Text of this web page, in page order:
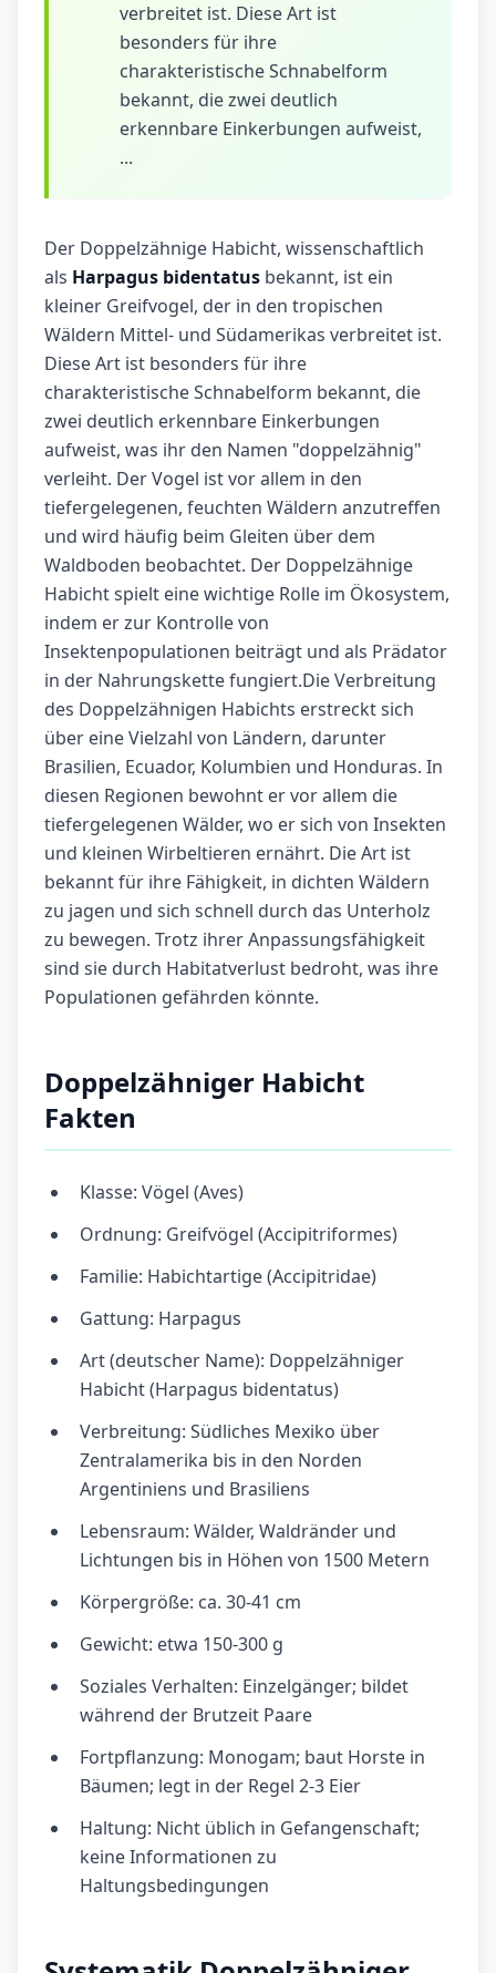
verbreitet ist. Diese Art ist
besonders für ihre
charakteristische Schnabelform
bekannt, die zwei deutlich
erkennbare Einkerbungen aufweist,
...
Der Doppelzähnige Habicht, wissenschaftlich
als Harpagus bidentatus bekannt, ist ein
kleiner Greifvogel, der in den tropischen
Wäldern Mittel- und Südamerikas verbreitet ist.
Diese Art ist besonders für ihre
charakteristische Schnabelform bekannt, die
zwei deutlich erkennbare Einkerbungen
aufweist, was ihr den Namen "doppelzähnig"
verleiht. Der Vogel ist vor allem in den
tiefergelegenen, feuchten Wäldern anzutreffen
und wird häufig beim Gleiten über dem
Waldboden beobachtet. Der Doppelzähnige
Habicht spielt eine wichtige Rolle im Ökosystem,
indem er zur Kontrolle von
Insektenpopulationen beiträgt und als Prädator
in der Nahrungskette fungiert.Die Verbreitung
des Doppelzähnigen Habichts erstreckt sich
über eine Vielzahl von Ländern, darunter
Brasilien, Ecuador, Kolumbien und Honduras. In
diesen Regionen bewohnt er vor allem die
tiefergelegenen Wälder, wo er sich von Insekten
und kleinen Wirbeltieren ernährt. Die Art ist
bekannt für ihre Fähigkeit, in dichten Wäldern
zu jagen und sich schnell durch das Unterholz
zu bewegen. Trotz ihrer Anpassungsfähigkeit
sind sie durch Habitatverlust bedroht, was ihre
Populationen gefährden könnte.
Doppelzähniger Habicht
Fakten
Klasse: Vögel (Aves)
Ordnung: Greifvögel (Accipitriformes)
Familie: Habichtartige (Accipitridae)
Gattung: Harpagus
Art (deutscher Name): Doppelzähniger
Habicht (Harpagus bidentatus)
Verbreitung: Südliches Mexiko über
Zentralamerika bis in den Norden
Argentiniens und Brasiliens
Lebensraum: Wälder, Waldränder und
Lichtungen bis in Höhen von 1500 Metern
Körpergröße: ca. 30-41 cm
Gewicht: etwa 150-300 g
Soziales Verhalten: Einzelgänger; bildet
während der Brutzeit Paare
Fortpflanzung: Monogam; baut Horste in
Bäumen; legt in der Regel 2-3 Eier
Haltung: Nicht üblich in Gefangenschaft;
keine Informationen zu
Haltungsbedingungen